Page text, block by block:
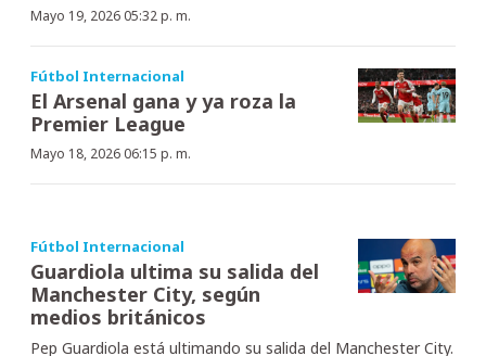
Mayo 19, 2026 05:32 p. m.
Fútbol Internacional
El Arsenal gana y ya roza la
Premier League
Mayo 18, 2026 06:15 p. m.
Fútbol Internacional
Guardiola ultima su salida del
Manchester City, según
medios británicos
Pep Guardiola está ultimando su salida del Manchester City.